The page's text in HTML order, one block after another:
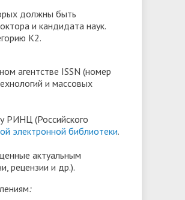
должны быть
и кандидата наук.
К2.
агентстве ISSN (номер
и массовых
РИНЦ (Российского
электронной библиотеки.
актуальным
рецензии и др.).
: